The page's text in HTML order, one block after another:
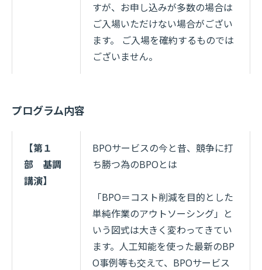
すが、お申し込みが多数の場合は
ご入場いただけない場合がござい
ます。 ご入場を確約するものでは
ございません。
プログラム内容
【第１
部 基調
講演】
BPOサービスの今と昔、競争に打
ち勝つ為のBPOとは
「BPO＝コスト削減を目的とした
単純作業のアウトソーシング」と
いう図式は大きく変わってきてい
ます。人工知能を使った最新のBP
O事例等も交えて、BPOサービス